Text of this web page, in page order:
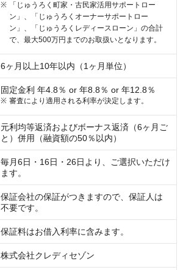
「じゅうろく町家・古民家活用サポートロー
ン」、「じゅうろくオーナーサポートロー
ン」、「じゅうろくレディースローン」の合計
で、最大500万円までのお取扱いとなります。
6ヶ月以上10年以内（1ヶ月単位）
固定金利 年4.8％ or 年8.8％ or 年12.8％
審査により適用される利率が決定します。
元利均等返済およびボーナス返済（6ヶ月ご
と）併用（融資額の50％以内）
毎月6日・16日・26日より、ご選択いただけ
ます。
保証会社の保証がつきますので、保証人は
不要です。
保証料はお借入利率に含みます。
株式会社クレディセゾン